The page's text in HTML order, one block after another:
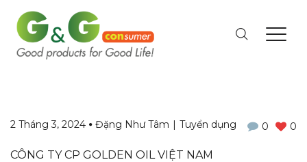
2 Tháng 3, 2024 Đặng Như Tâm Tuyển dụng 0 0
CÔNG TY CP GOLDEN OIL VIỆT NAM